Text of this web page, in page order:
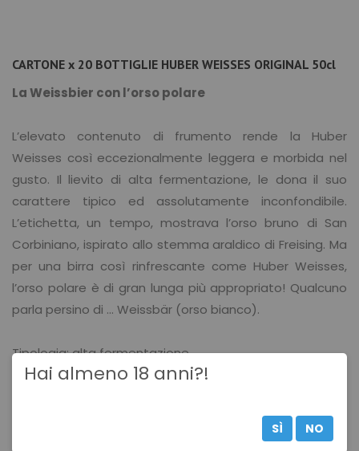
CARTONE x 20 BOTTIGLIE HUBER WEISSES ORIGINAL 50cl
La Weissbier con l’orso polare
L’elevato contenuto di frumento rende la Huber
Weisses così eccezionalmente leggera e morbida nel
gusto. Il lievito di alta fermentazione, le dona il suo
carattere tipico ed assolutamente inconfondibile.
L’etichetta, un tempo, mostrava l’orso bruno di San
Corbiniano, ispirato allo stemma araldico di Freising. Ma
per una birra così rinfrescante come Huber Weisses,
l’orso polare è di gran lunga più appropriato! Qualcuno
parla persino di … Weissbär (orso bianco).
Tipologia: alta fermentazione
Hai almeno 18 anni?!
SÌ NO